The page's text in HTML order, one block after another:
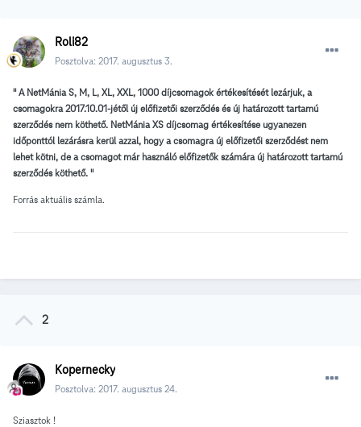
Roli82
Posztolva: 2017. augusztus 3.
" A NetMánia S, M, L, XL, XXL, 1000 díjcsomagok értékesítését lezárjuk, a
csomagokra 2017.10.01-jétől új előfizetői szerződés és új határozott tartamú
szerződés nem köthető. NetMánia XS díjcsomag értékesítése ugyanezen
időponttól lezárásra kerül azzal, hogy a csomagra új előfizetői szerződést nem
lehet kötni, de a csomagot már használó előfizetők számára új határozott tartamú
szerződés köthető. "
Forrás aktuális számla.
2
Kopernecky
Posztolva: 2017. augusztus 24.
Sziasztok !